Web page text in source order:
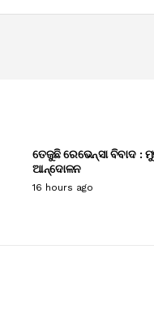
ତେଜୁଛି ରେଭେନ୍ସା ବିବାଦ
ଆନ୍ଦୋଳନ
16 hours ago